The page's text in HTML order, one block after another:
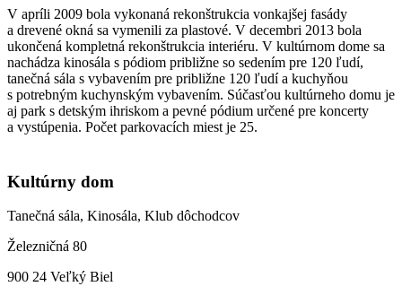
V apríli 2009 bola vykonaná rekonštrukcia vonkajšej fasády
a drevené okná sa vymenili za plastové. V decembri 2013 bola
ukončená kompletná rekonštrukcia interiéru. V kultúrnom dome sa
nachádza kinosála s pódiom približne so sedením pre 120 ľudí,
tanečná sála s vybavením pre približne 120 ľudí a kuchyňou
s potrebným kuchynským vybavením. Súčasťou kultúrneho domu je
aj park s detským ihriskom a pevné pódium určené pre koncerty
a vystúpenia. Počet parkovacích miest je 25.
Kultúrny dom
Tanečná sála, Kinosála, Klub dôchodcov
Železničná 80
900 24 Veľký Biel